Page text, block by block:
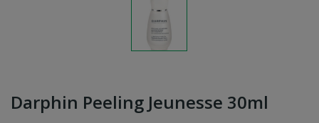
Darphin Peeling Jeunesse 30ml